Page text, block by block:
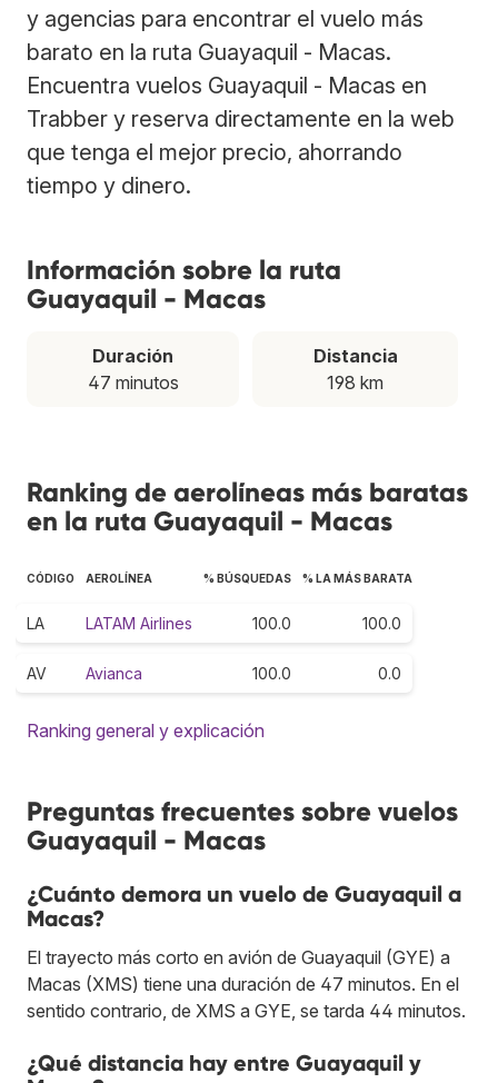
y agencias para encontrar el vuelo más
barato en la ruta Guayaquil - Macas.
Encuentra vuelos Guayaquil - Macas en
Trabber y reserva directamente en la web
que tenga el mejor precio, ahorrando
tiempo y dinero.
Información sobre la ruta
Guayaquil - Macas
Duración
47 minutos
Distancia
198 km
Ranking de aerolíneas más baratas
en la ruta Guayaquil - Macas
CÓDIGO AEROLÍNEA % BÚSQUEDAS % LA MÁS BARATA
LA LATAM Airlines 100.0 100.0
AV Avianca 100.0 0.0
Ranking general y explicación
Preguntas frecuentes sobre vuelos
Guayaquil - Macas
¿Cuánto demora un vuelo de Guayaquil a
Macas?
El trayecto más corto en avión de Guayaquil (GYE) a
Macas (XMS) tiene una duración de 47 minutos. En el
sentido contrario, de XMS a GYE, se tarda 44 minutos.
¿Qué distancia hay entre Guayaquil y